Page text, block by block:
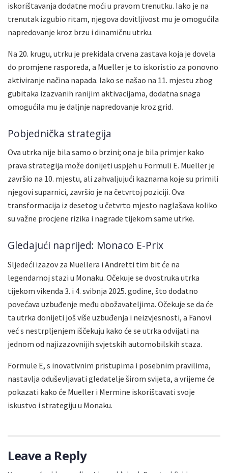
iskorištavanja dodatne moći u pravom trenutku. Iako je na
trenutak izgubio ritam, njegova dovitljivost mu je omogućila
napredovanje kroz brzu i dinamičnu utrku.
Na 20. krugu, utrku je prekidala crvena zastava koja je dovela
do promjene rasporeda, a Mueller je to iskoristio za ponovno
aktiviranje načina napada. Iako se našao na 11. mjestu zbog
gubitaka izazvanih ranijim aktivacijama, dodatna snaga
omogućila mu je daljnje napredovanje kroz grid.
Pobjednička strategija
Ova utrka nije bila samo o brzini; ona je bila primjer kako
prava strategija može donijeti uspjeh u Formuli E. Mueller je
završio na 10. mjestu, ali zahvaljujući kaznama koje su primili
njegovi suparnici, završio je na četvrtoj poziciji. Ova
transformacija iz desetog u četvrto mjesto naglašava koliko
su važne procjene rizika i nagrade tijekom same utrke.
Gledajući naprijed: Monaco E-Prix
Sljedeći izazov za Muellera i Andretti tim bit će na
legendarnoj stazi u Monaku. Očekuje se dvostruka utrka
tijekom vikenda 3. i 4. svibnja 2025. godine, što dodatno
povećava uzbuđenje među obožavateljima. Očekuje se da će
ta utrka donijeti još više uzbuđenja i neizvjesnosti, a Fanovi
već s nestrpljenjem iščekuju kako će se utrka odvijati na
jednom od najizazovnijih svjetskih automobilskih staza.
Formule E, s inovativnim pristupima i posebnim pravilima,
nastavlja oduševljavati gledatelje širom svijeta, a vrijeme će
pokazati kako će Mueller i Mermine iskorištavati svoje
iskustvo i strategiju u Monaku.
Leave a Reply